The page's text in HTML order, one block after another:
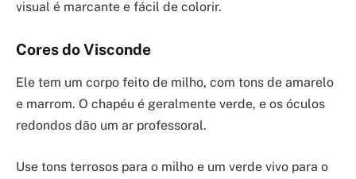
visual é marcante e fácil de colorir.
Cores do Visconde
Ele tem um corpo feito de milho, com tons de amarelo
e marrom. O chapéu é geralmente verde, e os óculos
redondos dão um ar professoral.
Use tons terrosos para o milho e um verde vivo para o